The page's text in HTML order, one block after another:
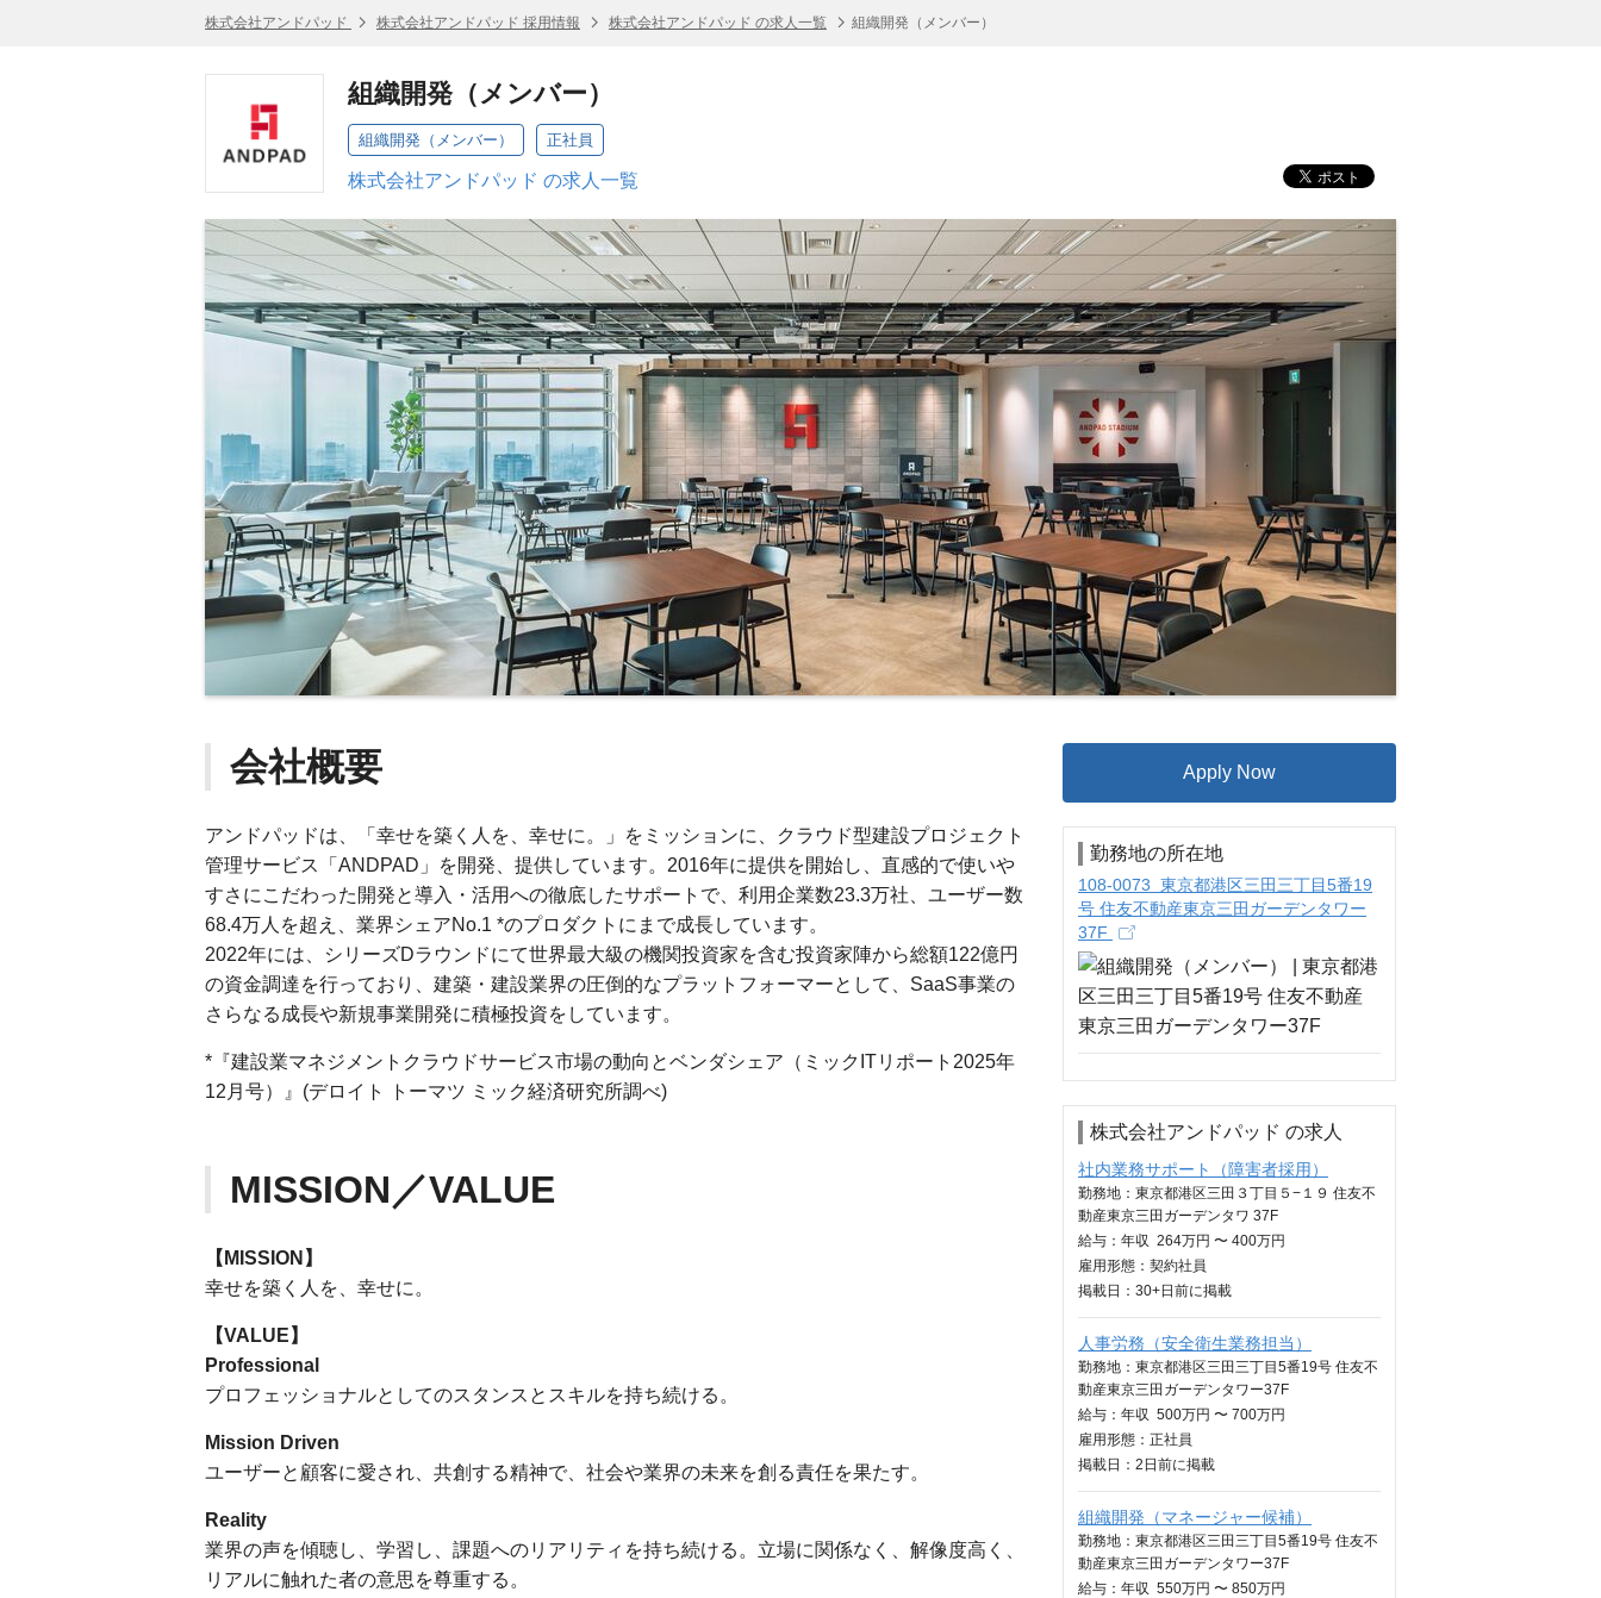
株式会社アンドパッド 株式会社アンドパッド 採用情報 株式会社アンドパッド の求人一覧 組織開発（メンバー）
組織開発（メンバー）
組織開発（メンバー） 正社員
株式会社アンドパッド の求人一覧
会社概要
アンドパッドは、「幸せを築く人を、幸せに。」をミッションに、クラウド型建設プロジェクト
管理サービス「ANDPAD」を開発、提供しています。2016年に提供を開始し、直感的で使いや
すさにこだわった開発と導入・活用への徹底したサポートで、利用企業数23.3万社、ユーザー数
68.4万人を超え、業界シェアNo.1 *のプロダクトにまで成長しています。
2022年には、シリーズDラウンドにて世界最大級の機関投資家を含む投資家陣から総額122億円
の資金調達を行っており、建築・建設業界の圧倒的なプラットフォーマーとして、SaaS事業の
さらなる成長や新規事業開発に積極投資をしています。
*『建設業マネジメントクラウドサービス市場の動向とベンダシェア（ミックITリポート2025年
12月号）』(デロイト トーマツ ミック経済研究所調べ)
MISSION／VALUE
【MISSION】
幸せを築く人を、幸せに。
【VALUE】
Professional
プロフェッショナルとしてのスタンスとスキルを持ち続ける。
Mission Driven
ユーザーと顧客に愛され、共創する精神で、社会や業界の未来を創る責任を果たす。
Reality
業界の声を傾聴し、学習し、課題へのリアリティを持ち続ける。立場に関係なく、解像度高く、
リアルに触れた者の意思を尊重する。
Apply Now
勤務地の所在地
108-0073 東京都港区三田三丁目5番19
号 住友不動産東京三田ガーデンタワー
37F
株式会社アンドパッド の求人
社内業務サポート（障害者採用）
勤務地：東京都港区三田３丁目５−１９ 住友不
動産東京三田ガーデンタワ 37F
給与： 年収 264万円 〜 400万円
雇用形態：契約社員
掲載日： 30+日 前に掲載
人事労務（安全衛生業務担当）
勤務地：東京都港区三田三丁目5番19号 住友不
動産東京三田ガーデンタワー37F
給与： 年収 500万円 〜 700万円
雇用形態：正社員
掲載日： 2日 前に掲載
組織開発（マネージャー候補）
勤務地：東京都港区三田三丁目5番19号 住友不
動産東京三田ガーデンタワー37F
給与： 年収 550万円 〜 850万円